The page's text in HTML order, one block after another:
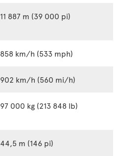
11 887 m (39 000 pi)
858 km/h (533 mph)
902 km/h (560 mi/h)
97 000 kg (213 848 lb)
44,5 m (146 pi)